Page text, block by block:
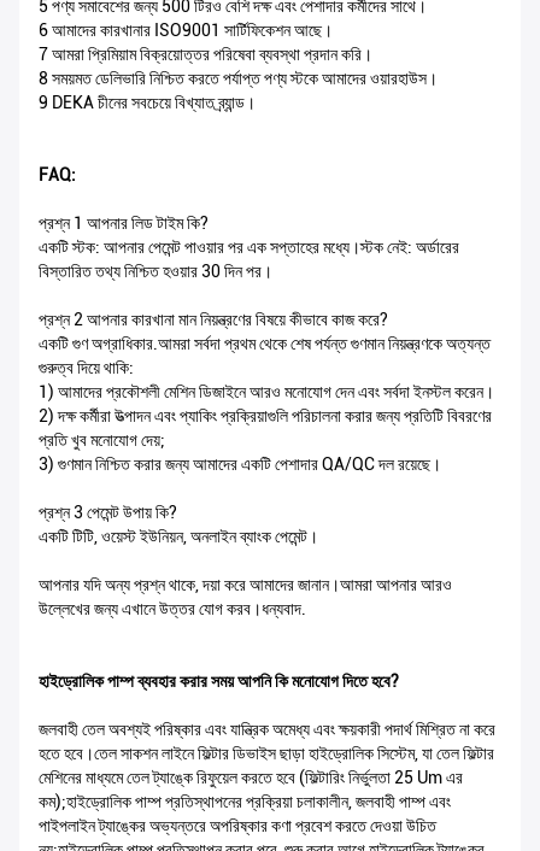
5 পণ্য সমাবেশের জন্য 500 টিরও বেশি দক্ষ এবং পেশাদার কর্মীদের সাথে।
6 আমাদের কারখানার ISO9001 সার্টিফিকেশন আছে।
7 আমরা প্রিমিয়াম বিক্রয়োত্তর পরিষেবা ব্যবস্থা প্রদান করি।
8 সময়মত ডেলিভারি নিশ্চিত করতে পর্যাপ্ত পণ্য স্টকে আমাদের ওয়ারহাউস।
9 DEKA চীনের সবচেয়ে বিখ্যাত ব্র্যান্ড।
FAQ:
প্রশ্ন 1 আপনার লিড টাইম কি?
একটি স্টক: আপনার পেমেন্ট পাওয়ার পর এক সপ্তাহের মধ্যে।স্টক নেই: অর্ডারের
বিস্তারিত তথ্য নিশ্চিত হওয়ার 30 দিন পর।
প্রশ্ন 2 আপনার কারখানা মান নিয়ন্ত্রণের বিষয়ে কীভাবে কাজ করে?
একটি গুণ অগ্রাধিকার.আমরা সর্বদা প্রথম থেকে শেষ পর্যন্ত গুণমান নিয়ন্ত্রণকে অত্যন্ত
গুরুত্ব দিয়ে থাকি:
1) আমাদের প্রকৌশলী মেশিন ডিজাইনে আরও মনোযোগ দেন এবং সর্বদা ইনস্টল করেন।
2) দক্ষ কর্মীরা উত্পাদন এবং প্যাকিং প্রক্রিয়াগুলি পরিচালনা করার জন্য প্রতিটি বিবরণের
প্রতি খুব মনোযোগ দেয়;
3) গুণমান নিশ্চিত করার জন্য আমাদের একটি পেশাদার QA/QC দল রয়েছে।
প্রশ্ন 3 পেমেন্ট উপায় কি?
একটি টিটি, ওয়েস্ট ইউনিয়ন, অনলাইন ব্যাংক পেমেন্ট।
আপনার যদি অন্য প্রশ্ন থাকে, দয়া করে আমাদের জানান।আমরা আপনার আরও
উল্লেখের জন্য এখানে উত্তর যোগ করব।ধন্যবাদ.
হাইড্রোলিক পাম্প ব্যবহার করার সময় আপনি কি মনোযোগ দিতে হবে?
জলবাহী তেল অবশ্যই পরিষ্কার এবং যান্ত্রিক অমেধ্য এবং ক্ষয়কারী পদার্থ মিশ্রিত না করে
হতে হবে।তেল সাকশন লাইনে ফিল্টার ডিভাইস ছাড়া হাইড্রোলিক সিস্টেম, যা তেল ফিল্টার
মেশিনের মাধ্যমে তেল ট্যাঙ্কে রিফুয়েল করতে হবে (ফিল্টারিং নির্ভুলতা 25 Um এর
কম);হাইড্রোলিক পাম্প প্রতিস্থাপনের প্রক্রিয়া চলাকালীন, জলবাহী পাম্প এবং
পাইপলাইন ট্যাঙ্কের অভ্যন্তরে অপরিষ্কার কণা প্রবেশ করতে দেওয়া উচিত